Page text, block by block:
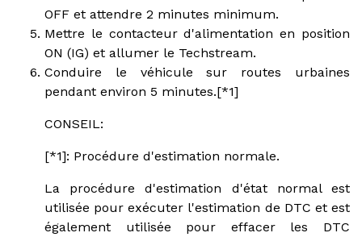
OFF et attendre 2 minutes minimum.
Mettre le contacteur d'alimentation en position
ON (IG) et allumer le Techstream.
Conduire le véhicule sur routes urbaines
pendant environ 5 minutes.[*1]
CONSEIL:
[*1]: Procédure d'estimation normale.
La procédure d'estimation d'état normal est
utilisée pour exécuter l'estimation de DTC et est
également utilisée pour effacer les DTC